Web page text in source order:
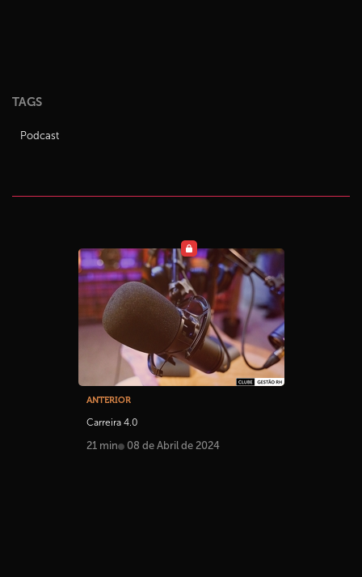
TAGS
Podcast
ANTERIOR
Carreira 4.0
21 min 08 de Abril de 2024